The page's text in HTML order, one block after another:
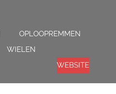
OPLOOPREMMEN
WIELEN
WEBSITE